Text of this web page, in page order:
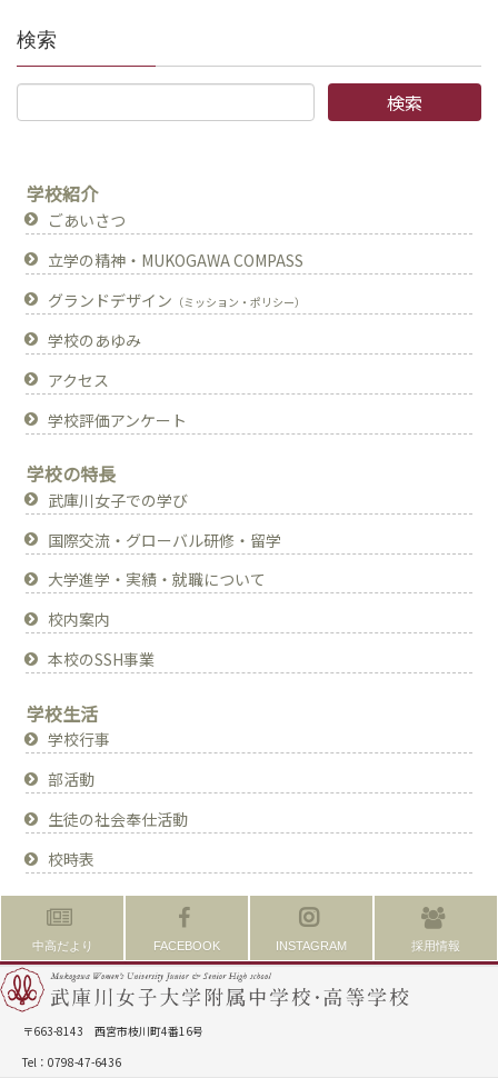
検索
学校紹介
ごあいさつ
立学の精神・MUKOGAWA COMPASS
グランドデザイン （ミッション・ポリシー）
学校のあゆみ
アクセス
学校評価アンケート
学校の特長
武庫川女子での学び
国際交流・グローバル研修・留学
大学進学・実績・就職について
校内案内
本校のSSH事業
学校生活
学校行事
部活動
生徒の社会奉仕活動
校時表
中高だより FACEBOOK INSTAGRAM 採用情報
〒663-8143 西宮市枝川町4番16号
Tel：0798-47-6436